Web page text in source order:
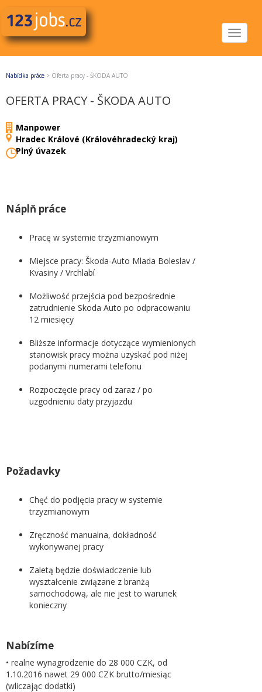
Toggle
Nabídka práce > Oferta pracy - ŠKODA AUTO
OFERTA PRACY - ŠKODA AUTO
Manpower
Hradec Králové (Královéhradecký kraj)
Plný úvazek
Náplň práce
Pracę w systemie trzyzmianowym
Miejsce pracy: Škoda-Auto Mlada Boleslav /
Kvasiny / Vrchlabí
Możliwość przejścia pod bezpośrednie
zatrudnienie Skoda Auto po odpracowaniu
12 miesięcy
Bliższe informacje dotyczące wymienionych
stanowisk pracy można uzyskać pod niżej
podanymi numerami telefonu
Rozpoczęcie pracy od zaraz / po
uzgodnieniu daty przyjazdu
Požadavky
Chęć do podjęcia pracy w systemie
trzyzmianowym
Zręczność manualna, dokładność
wykonywanej pracy
Zaletą będzie doświadczenie lub
wyształcenie związane z branżą
samochodową, ale nie jest to warunek
konieczny
Nabízíme
• realne wynagrodzenie do 28 000 CZK, od
1.10.2016 nawet 29 000 CZK brutto/miesiąc
(wliczając dodatki)